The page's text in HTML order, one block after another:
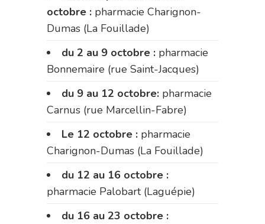
octobre : pharmacie Charignon-
Dumas (La Fouillade)
du 2 au 9 octobre : pharmacie
Bonnemaire (rue Saint-Jacques)
du 9 au 12 octobre: pharmacie
Carnus (rue Marcellin-Fabre)
Le 12 octobre : pharmacie
Charignon-Dumas (La Fouillade)
du 12 au 16 octobre :
pharmacie Palobart (Laguépie)
du 16 au 23 octobre :